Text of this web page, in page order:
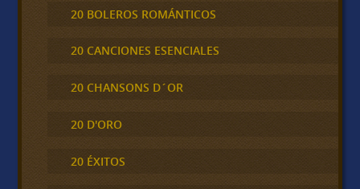
20 BOLEROS ROMÁNTICOS
20 CANCIONES ESENCIALES
20 CHANSONS D´OR
20 D'ORO
20 ÉXITOS